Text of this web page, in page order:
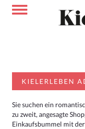
KIELERLEBEN
Sie suchen ein
zu zweit, angesagte
Einkaufsbummel mit